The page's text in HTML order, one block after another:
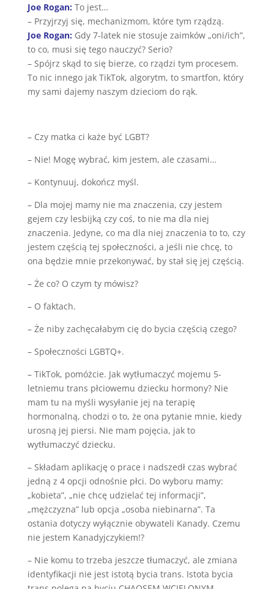
Joe Rogan: To jest…
– Przyjrzyj się, mechanizmom, które tym rządzą.
Joe Rogan: Gdy 7-latek nie stosuje zaimków „oni/ich”,
to co, musi się tego nauczyć? Serio?
– Spójrz skąd to się bierze, co rządzi tym procesem.
To nic innego jak TikTok, algorytm, to smartfon, który
my sami dajemy naszym dzieciom do rąk.
– Czy matka ci każe być LGBT?
– Nie! Mogę wybrać, kim jestem, ale czasami…
– Kontynuuj, dokończ myśl.
– Dla mojej mamy nie ma znaczenia, czy jestem
gejem czy lesbijką czy coś, to nie ma dla niej
znaczenia. Jedyne, co ma dla niej znaczenia to to, czy
jestem częścią tej społeczności, a jeśli nie chcę, to
ona będzie mnie przekonywać, by stał się jej częścią.
– Że co? O czym ty mówisz?
– O faktach.
– Że niby zachęcałabym cię do bycia częścią czego?
– Społeczności LGBTQ+.
– TikTok, pomóżcie. Jak wytłumaczyć mojemu 5-
letniemu trans płciowemu dziecku hormony? Nie
mam tu na myśli wysyłanie jej na terapię
hormonalną, chodzi o to, że ona pytanie mnie, kiedy
urosną jej piersi. Nie mam pojęcia, jak to
wytłumaczyć dziecku.
– Składam aplikację o prace i nadszedł czas wybrać
jedną z 4 opcji odnośnie płci. Do wyboru mamy:
„kobieta”, „nie chcę udzielać tej informacji”,
„mężczyzna” lub opcja „osoba niebinarna”. Ta
ostania dotyczy wyłącznie obywateli Kanady. Czemu
nie jestem Kanadyjczykiem!?
– Nie komu to trzeba jeszcze tłumaczyć, ale zmiana
identyfikacji nie jest istotą bycia trans. Istota bycia